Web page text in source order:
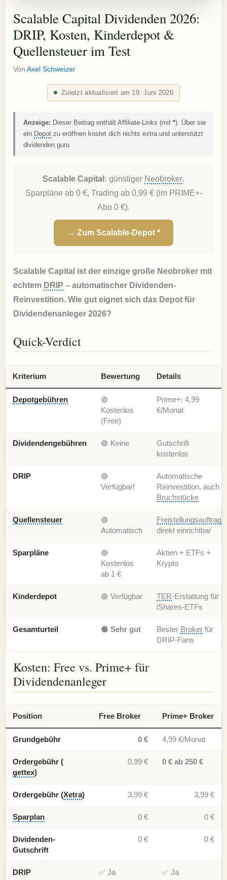
Scalable Capital Dividenden 2026:
DRIP, Kosten, Kinderdepot &
Quellensteuer im Test
Von Axel Schweizer
Zuletzt aktualisiert am 19. Juni 2026
Anzeige: Dieser Beitrag enthält Affiliate-Links (mit *). Über sie
ein Depotzu eröffnen kostet dich nichts extra und unterstützt
dividenden.guru.
Scalable Capital: günstiger Neobroker,
Sparpläne ab 0 €, Trading ab 0,99 € (im PRIME+-
Abo 0 €).
→ Zum Scalable-Depot *
Scalable Capital ist der einzige große Neobroker mit
echtem DRIP – automatischer Dividenden-
Reinvestition. Wie gut eignet sich das Depot für
Dividendenanleger 2026?
Quick-Verdict
Kriterium Bewertung Details
Depotgebühren
🟢
Kostenlos
(Free)
Prime+: 4,99
€/Monat
Dividendengebühren 🟢 Keine
Gutschrift
kostenlos
DRIP
🟢
Verfügbar!
Automatische
Reinvestition, auch
Bruchstücke
Quellensteuer
🟢
Automatisch
Freistellungsauftrag
direkt einrichtbar
Sparpläne
🟢
Kostenlos
ab 1 €
Aktien + ETFs +
Krypto
Kinderdepot 🟢 Verfügbar TER-Erstattung für
iShares-ETFs
Gesamturteil 🟢 Sehr gut Bester Brokerfür
DRIP-Fans
Kosten: Free vs. Prime+ für
Dividendenanleger
Position Free Broker Prime+ Broker
Grundgebühr 0 € 4,99 €/Monat
Ordergebühr (
gettex)
0,99 € 0 € ab 250 €
Ordergebühr (Xetra) 3,99 € 3,99 €
Sparplan 0 € 0 €
Dividenden-
Gutschrift
0 € 0 €
DRIP ✅ Ja ✅ Ja